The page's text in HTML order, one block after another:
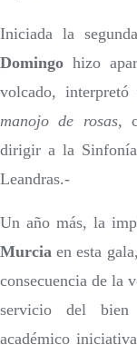
Iniciada la
Domingo hizo
volcado,
manojo de rosas,
dirigir a la
Leandras.-
Un año más, la
Murcia en esta
consecuencia de la
servicio del bien
académico